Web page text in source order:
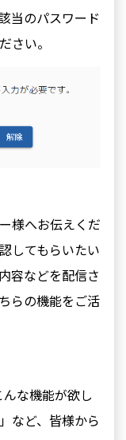
当のパスワード
さい。
様へお伝えくだ
してもらいたい
容などを配信さ
らの機能をご活
な機能が欲し
など、皆様から